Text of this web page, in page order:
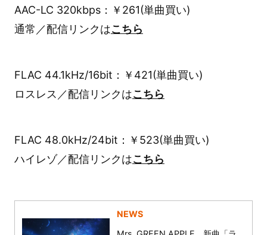
AAC-LC 320kbps：￥261(単曲買い)
通常／配信リンクはこちら
FLAC 44.1kHz/16bit：￥421(単曲買い)
ロスレス／配信リンクはこちら
FLAC 48.0kHz/24bit：￥523(単曲買い)
ハイレゾ／配信リンクはこちら
NEWS